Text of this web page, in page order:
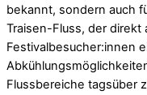
bekannt, sondern auch
Traisen-Fluss, der
Festivalbesucher:innen
Flussbereiche tagsüber